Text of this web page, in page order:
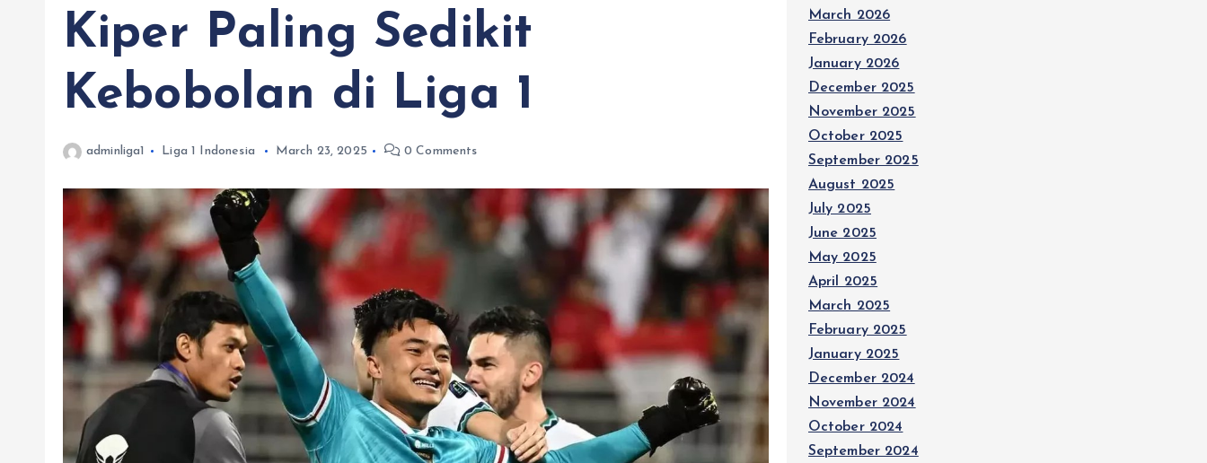
Kiper Paling Sedikit
Kebobolan di Liga 1
adminliga1 Liga 1 Indonesia March 23, 2025 0 Comments
March 2026
February 2026
January 2026
December 2025
November 2025
October 2025
September 2025
August 2025
July 2025
June 2025
May 2025
April 2025
March 2025
February 2025
January 2025
December 2024
November 2024
October 2024
September 2024